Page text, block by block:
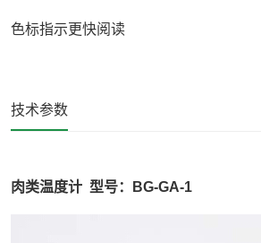
色标指示更快阅读
技术参数
肉类温度计 型号：BG-GA-1